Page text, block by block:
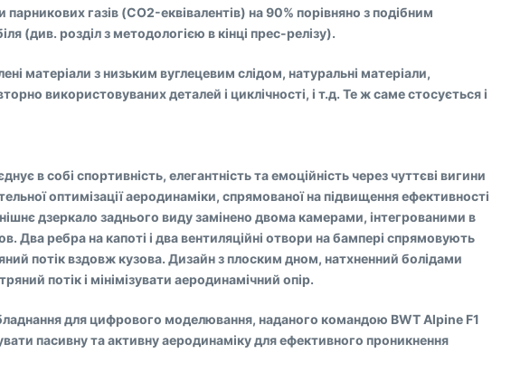
газів (CO2-еквівалентів) на 90% порівняно з подібним
(див. розділ з методологією в кінці прес-релізу).
матеріали з низьким вуглецевим слідом, натуральні матеріали,
використовуваних деталей і циклічності, і т.д. Те ж саме стосується і
в собі спортивність, елегантність та емоційність через чуттєві вигини
оптимізації аеродинаміки, спрямованої на підвищення ефективності
дзеркало заднього виду замінено двома камерами, інтегрованими в
Два ребра на капоті і два вентиляційні отвори на бампері спрямовують
потік вздовж кузова. Дизайн з плоским дном, натхненний болідами
потік і мінімізувати аеродинамічний опір.
для цифрового моделювання, наданого командою BWT Alpine F1
пасивну та активну аеродинаміку для ефективного проникнення